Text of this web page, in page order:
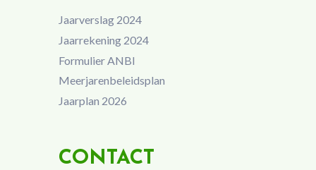
Jaarverslag 2024
Jaarrekening 2024
Formulier ANBI
Meerjarenbeleidsplan
Jaarplan 2026
CONTACT